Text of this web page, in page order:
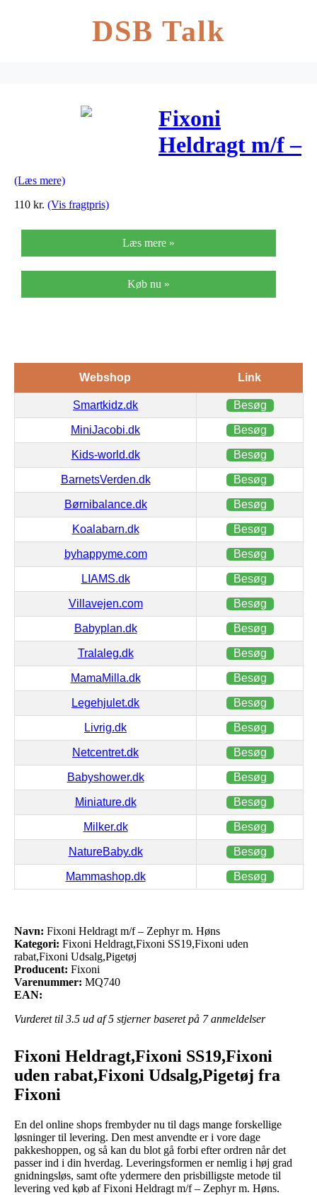
DSB Talk
Fixoni
Heldragt m/f –
(Læs mere)
110 kr. (Vis fragtpris)
Læs mere »
Køb nu »
Webshop Link
Smartkidz.dk Besøg
MiniJacobi.dk Besøg
Kids-world.dk Besøg
BarnetsVerden.dk Besøg
Børnibalance.dk Besøg
Koalabarn.dk Besøg
byhappyme.com Besøg
LIAMS.dk Besøg
Villavejen.com Besøg
Babyplan.dk Besøg
Tralaleg.dk Besøg
MamaMilla.dk Besøg
Legehjulet.dk Besøg
Livrig.dk Besøg
Netcentret.dk Besøg
Babyshower.dk Besøg
Miniature.dk Besøg
Milker.dk Besøg
NatureBaby.dk Besøg
Mammashop.dk Besøg
Navn: Fixoni Heldragt m/f – Zephyr m. Høns
Kategori: Fixoni Heldragt,Fixoni SS19,Fixoni uden
rabat,Fixoni Udsalg,Pigetøj
Producent: Fixoni
Varenummer: MQ740
EAN:
Vurderet til 3.5 ud af 5 stjerner baseret på 7anmeldelser
Fixoni Heldragt,Fixoni SS19,Fixoni
uden rabat,Fixoni Udsalg,Pigetøj fra
Fixoni
En del online shops frembyder nu til dags mange forskellige
løsninger til levering. Den mest anvendte er i vore dage
pakkeshoppen, og så kan du blot gå forbi efter ordren når det
passer ind i din hverdag. Leveringsformen er nemlig i høj grad
gnidningsløs, samt ofte ydermere den prisbilligste metode til
levering ved køb af Fixoni Heldragt m/f – Zephyr m. Høns.